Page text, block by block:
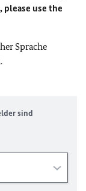
please use the
Sprache
sind